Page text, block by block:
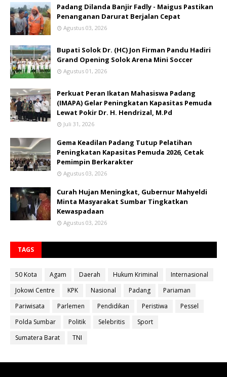
Padang Dilanda Banjir Fadly - Maigus Pastikan
Penanganan Darurat Berjalan Cepat
Agustus 03, 2026
Bupati Solok Dr. (HC) Jon Firman Pandu Hadiri
Grand Opening Solok Arena Mini Soccer
Agustus 01, 2026
Perkuat Peran Ikatan Mahasiswa Padang
(IMAPA) Gelar Peningkatan Kapasitas Pemuda
Lewat Pokir Dr. H. Hendrizal, M.Pd
Juli 31, 2026
Gema Keadilan Padang Tutup Pelatihan
Peningkatan Kapasitas Pemuda 2026, Cetak
Pemimpin Berkarakter
Agustus 03, 2026
Curah Hujan Meningkat, Gubernur Mahyeldi
Minta Masyarakat Sumbar Tingkatkan
Kewaspadaan
Agustus 03, 2026
TAGS
50 Kota Agam Daerah Hukum Kriminal
Internasional
Jokowi Centre
KPK Nasional Padang
Pariaman
Pariwisata
Parlemen Pendidikan Peristiwa
Pessel
Polda Sumbar
Politik Selebritis
Sport
Sumatera Barat
TNI